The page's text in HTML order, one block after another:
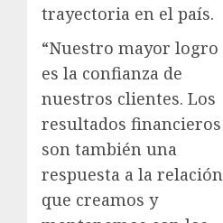
trayectoria en el país.
“Nuestro mayor logro
es la confianza de
nuestros clientes. Los
resultados financieros
son también una
respuesta a la relación
que creamos y